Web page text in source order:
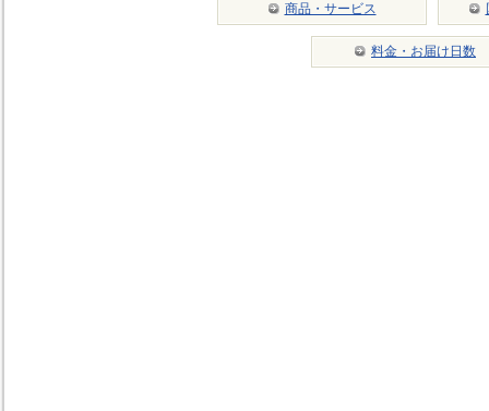
商品・サービス
料金・お届け日数